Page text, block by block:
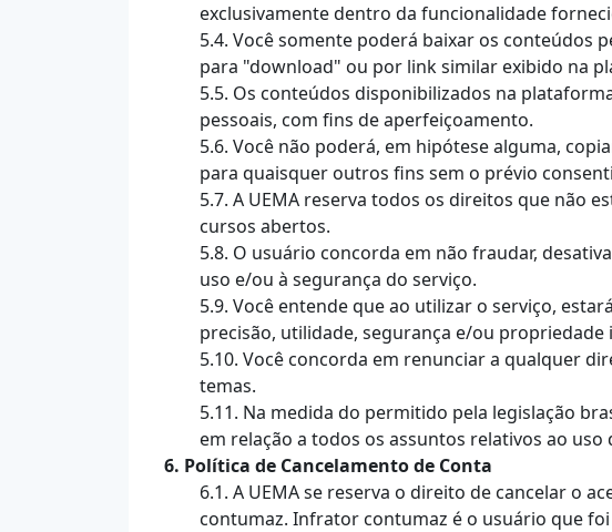
exclusivamente dentro da funcionalidade
5.4. Você somente poderá baixar os conteúdos
para "download" ou por link similar exibido na
5.5. Os conteúdos disponibilizados na
pessoais, com fins de aperfeiçoamento.
5.6. Você não poderá, em hipótese alguma,
para quaisquer outros fins sem o prévio
5.7. A UEMA reserva todos os direitos que não
cursos abertos.
5.8. O usuário concorda em não fraudar,
uso e/ou à segurança do serviço.
5.9. Você entende que ao utilizar o serviço,
precisão, utilidade, segurança e/ou
5.10. Você concorda em renunciar a qualquer
temas.
5.11. Na medida do permitido pela legislação
em relação a todos os assuntos relativos ao uso
6. Política de Cancelamento de Conta
6.1. A UEMA se reserva o direito de cancelar o
contumaz. Infrator contumaz é o usuário que